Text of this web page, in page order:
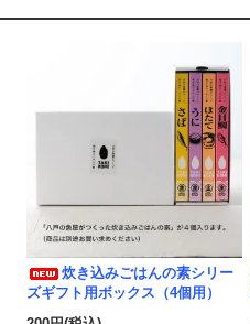
炊き込みごはんの素シリー
ズギフト用ボックス（4個用）